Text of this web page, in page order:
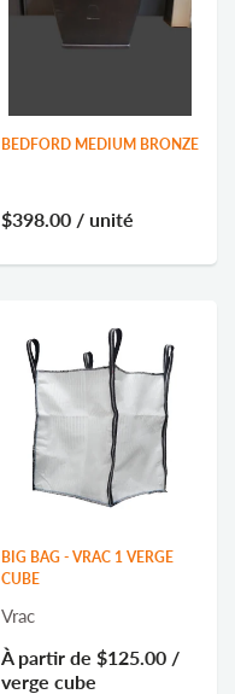
BEDFORD MEDIUM BRONZE
$398.00 / unité
BIG BAG - VRAC 1 VERGE
CUBE
Vrac
À partir de $125.00 /
verge cube